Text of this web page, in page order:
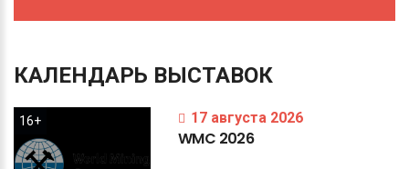
КАЛЕНДАРЬ ВЫСТАВОК
16+ 17 августа 2026
WMC 2026